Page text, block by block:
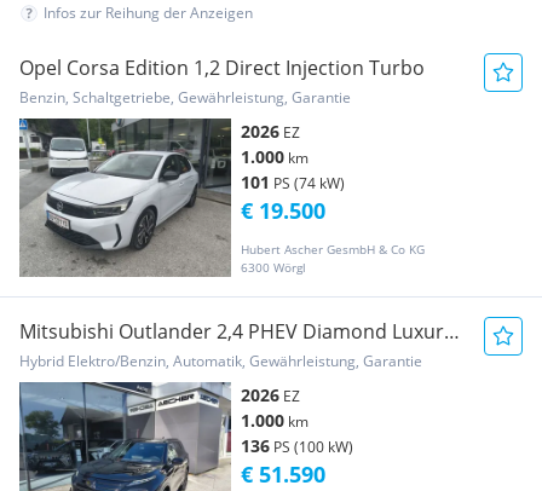
Infos zur Reihung der Anzeigen
Opel Corsa Edition 1,2 Direct Injection Turbo
Benzin, Schaltgetriebe, Gewährleistung, Garantie
2026 EZ
1.000 km
101 PS (74 kW)
Hubert Ascher GesmbH & Co KG
6300 Wörgl
€ 19.500
Mitsubishi Outlander 2,4 PHEV Diamond Luxury
Black Edition
Hybrid Elektro/Benzin, Automatik, Gewährleistung, Garantie
2026 EZ
1.000 km
136 PS (100 kW)
€ 51.590